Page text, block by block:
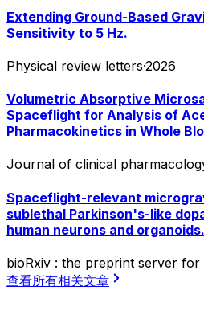
Extending Ground-Based
Sensitivity to 5 Hz.
Physical review letters·2026
Volumetric Absorptive
Spaceflight for Analysis of
Pharmacokinetics in Whole
Journal of clinical
Spaceflight-relevant
sublethal Parkinson's-like
human neurons and organoids.
bioRxiv : the preprint server for
查看所有相关文章